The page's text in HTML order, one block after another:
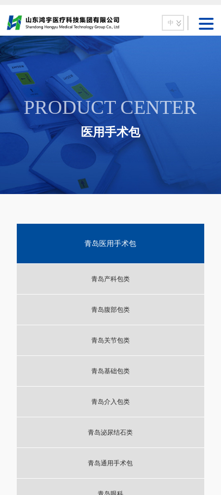
中
PRODUCT CENTER
医用手术包
青岛医用手术包
青岛产科包类
青岛腹部包类
青岛关节包类
青岛基础包类
青岛介入包类
青岛泌尿结石类
青岛通用手术包